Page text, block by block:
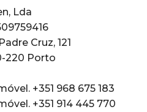
Lda
Cruz, 121
220 Porto
+351 968 675 183
+351 914 445 770